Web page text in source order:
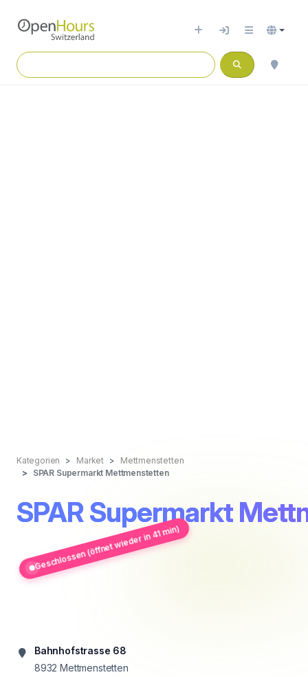
Kategorien Market
Mettmenstetten
SPAR Supermarkt Mettmenstetten
SPAR Supermarkt
Geschlossen (öffnet wieder in 41 min)
Bahnhofstrasse 68
8932 Mettmenstetten